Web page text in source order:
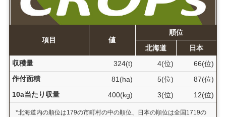
項目 値
順位
北海道
日本
収穫量
324(t) 4(位)
66(位)
作付面積
81(ha) 5(位)
87(位)
10a当たり収量
400(kg) 3(位) 12(位)
*北海道内の順位は179の市町村の中の順位、日本の順位は全国1719の